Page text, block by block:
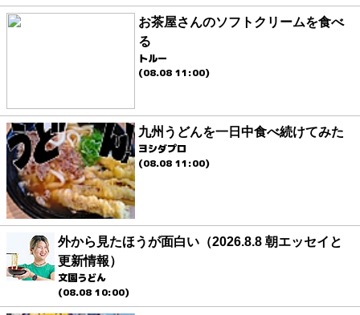
お茶屋さんのソフトクリームを食べ
る
トルー
(08.08 11:00)
九州うどんを一日中食べ続けてみた
ヨシダプロ
(08.08 11:00)
外から見たほうが面白い（2026.8.8 朝エッセイと
更新情報）
文園うどん
(08.08 10:00)